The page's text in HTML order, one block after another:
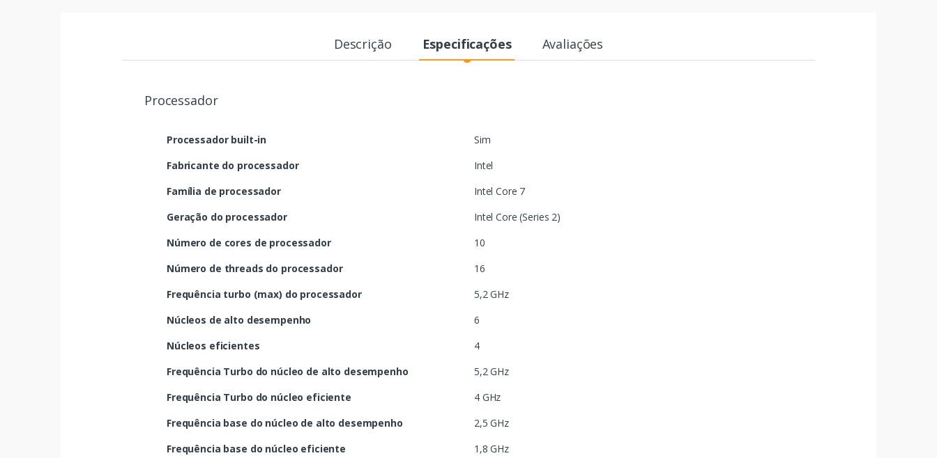
Descrição Especificações Avaliações
Processador
Processador built-in
Sim
Fabricante do processador
Intel
Família de processador
Intel Core 7
Geração do processador
Intel Core (Series 2)
Número de cores de processador
10
Número de threads do processador
16
Frequência turbo (max) do processador
5,2 GHz
Núcleos de alto desempenho
6
Núcleos eficientes
4
Frequência Turbo do núcleo de alto desempenho
5,2 GHz
Frequência Turbo do núcleo eficiente
4 GHz
Frequência base do núcleo de alto desempenho
2,5 GHz
Frequência base do núcleo eficiente
1,8 GHz